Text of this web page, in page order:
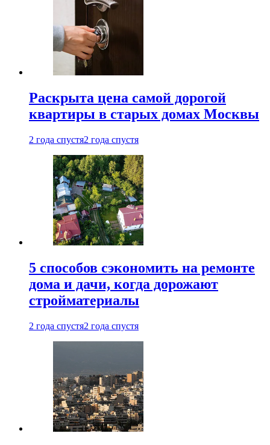
Раскрыта цена самой дорогой
квартиры в старых домах Москвы
2 года спустя2 года спустя
5 способов сэкономить на ремонте
дома и дачи, когда дорожают
стройматериалы
2 года спустя2 года спустя